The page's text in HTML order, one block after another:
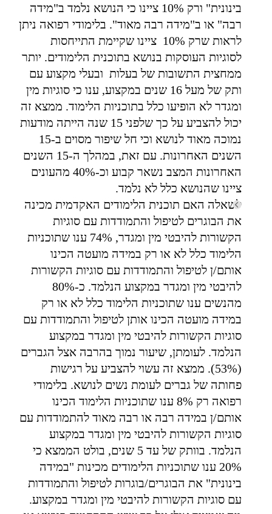
בינונית" ורק 10% ציינו כי הנושא נלמד ב"מידה
רבה" או ב"מידה רבה מאוד". בלימודי רפואה ניתן
לראות שרק 10% ציינו שקיימת התייחסות
לסוגיות העוסקות בנושא בתוכנית הלימודים. יותר
ממחצית התשובות של בעלות ובעלי מקצוע עם
ותק של מעל 16 שנים במקצוע, ענו כי סוגיות מין
ומגדר לא הופיעו כלל בתוכניות הלימוד. ממצא זה
יכול להצביע על כך שלפני 15 שנה הייתה מודעות
נמוכה מאוד לנושא וכי חל שיפור מסוים ב-15
השנים האחרונות. עם זאת, במהלך ה-15 השנים
האחרונות המצב נשאר קבוע וכ-40% מהעונים
ציינו שהנושא כלל לא נלמד.
לשאלה האם תוכנית הלימודים האקדמית מכינה
את הבוגרים לטיפול והתמודדות עם סוגיות
הקשורות להיבטי מין ומגדר, 74% ענו שתוכניות
הלימוד כלל לא או רק במידה מועטה הכינו
אותם/ן לטיפול והתמודדות עם סוגיות הקשורות
להיבטי מין ומגדר במקצוע הנלמד. כ-80%
מהנשים ענו שתוכניות הלימוד כלל לא או רק
במידה מועטה הכינו אותן לטיפול והתמודדות עם
סוגיות הקשורות להיבטי מין ומגדר במקצוע
הנלמד. לעומתן, שיעור נמוך בהרבה אצל הגברים
(53%). ממצא זה עשוי להצביע על רגישות
פחותה של גברים לעומת נשים לנושא. בלימודי
רפואה רק 8% ענו שתוכניות הלימוד הכינו
אותם/ן במידה רבה או רבה מאוד להתמודדות עם
סוגיות הקשורות להיבטי מין ומגדר במקצוע
הנלמד. בוותק של עד 5 שנים, בולט הממצא כי
20% ענו שתוכניות הלימודים מכינות "במידה
בינונית" את הבוגרים/בוגרות לטיפול והתמודדות
עם סוגיות הקשורות להיבטי מין ומגדר במקצוע.